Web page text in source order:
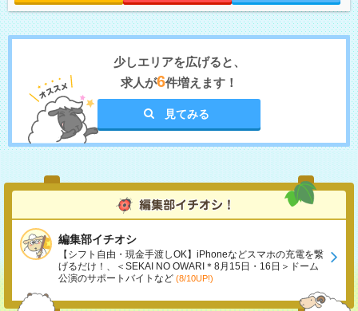
少しエリアを広げると、
求人が6件増えます！
見てみる
編集部イチオシ
【シフト自由・現金手渡しOK】iPhoneなどスマホの充電を繋
げるだけ！、＜SEKAI NO OWARI＊8月15日・16日＞ドーム
公演のサポートバイトなど (8/10UP!)